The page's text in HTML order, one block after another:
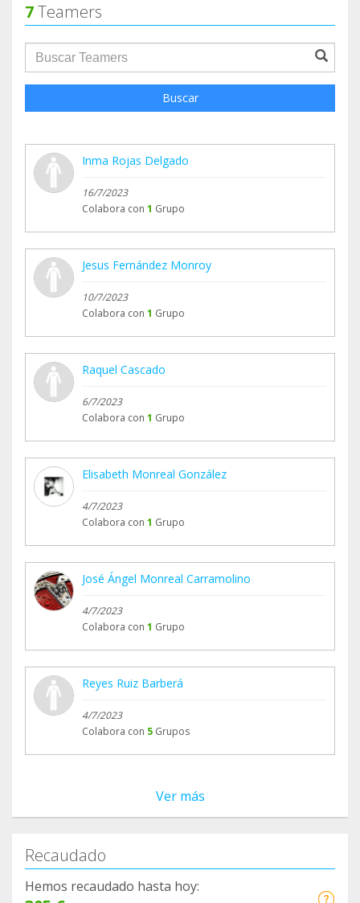
7Teamers
groupProfile.searchForm.search.text???
Buscar
Inma Rojas Delgado
16/7/2023
Colabora con 1 Grupo
Jesus Fernández Monroy
10/7/2023
Colabora con 1 Grupo
Raquel Cascado
6/7/2023
Colabora con 1 Grupo
Elisabeth Monreal González
4/7/2023
Colabora con 1 Grupo
José Ángel Monreal Carramolino
4/7/2023
Colabora con 1 Grupo
Reyes Ruiz Barberá
4/7/2023
Colabora con 5 Grupos
Ver más
Recaudado
Hemos recaudado hasta hoy: